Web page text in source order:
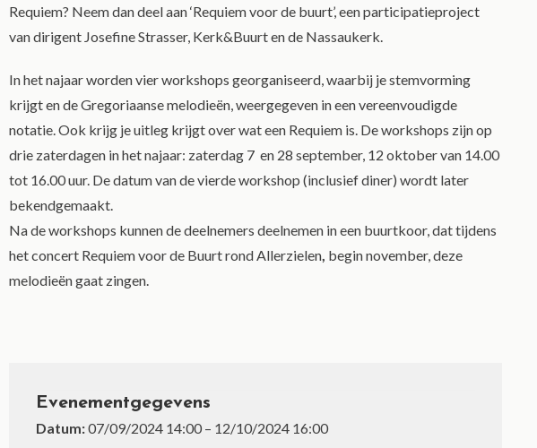
Requiem? Neem dan deel aan ‘Requiem voor de buurt’, een participatieproject
van dirigent Josefine Strasser, Kerk&Buurt en de Nassaukerk.
In het najaar worden vier workshops georganiseerd, waarbij je stemvorming
krijgt en de Gregoriaanse melodieën, weergegeven in een vereenvoudigde
notatie. Ook krijg je uitleg krijgt over wat een Requiem is. De workshops zijn op
drie zaterdagen in het najaar: zaterdag 7 en 28 september, 12 oktober van 14.00
tot 16.00 uur. De datum van de vierde workshop (inclusief diner) wordt later
bekendgemaakt.
Na de workshops kunnen de deelnemers deelnemen in een buurtkoor, dat tijdens
het concert Requiem voor de Buurt rond Allerzielen, begin november, deze
melodieën gaat zingen.
Evenementgegevens
Datum:07/09/2024 14:00 – 12/10/2024 16:00